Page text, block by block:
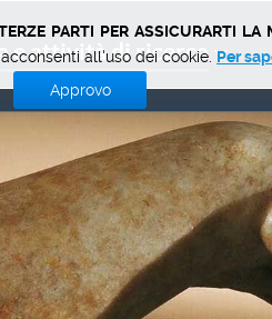
e attività di ricerca
parti per assicurarti la
all'uso dei cookie. Per
Approvo